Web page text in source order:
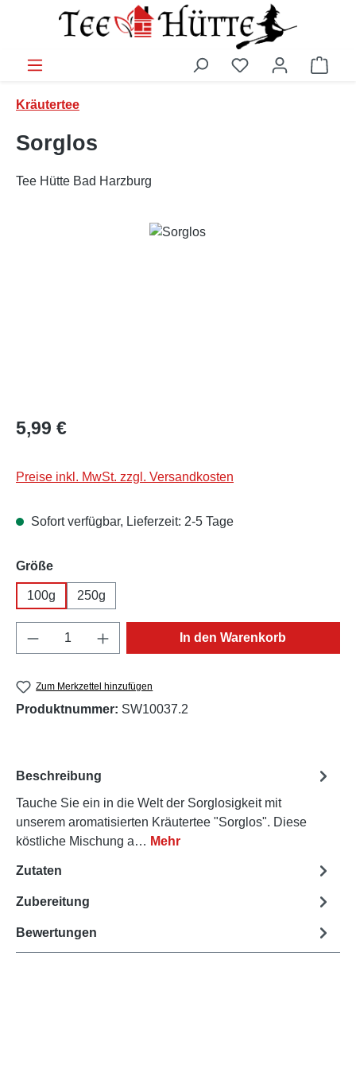
Zum Hauptinhalt springen
Kräutertee
Sorglos
Tee Hütte Bad Harzburg
Bildergalerie überspringen
Regulärer Preis:
5,99 €
Preise inkl. MwSt. zzgl. Versandkosten
Sofort verfügbar, Lieferzeit: 2-5 Tage
Größeauswählen
100g 250g
Produkt Anzahl: Gib den gewünschten
In den Warenkorb
Zum Merkzettel hinzufügen
Produktnummer: SW10037.2
Beschreibung
Tauche Sie ein in die Welt der Sorglosigkeit mit
unserem aromatisierten Kräutertee "Sorglos". Diese
köstliche Mischung a… Mehr
Zutaten
Zubereitung
Bewertungen